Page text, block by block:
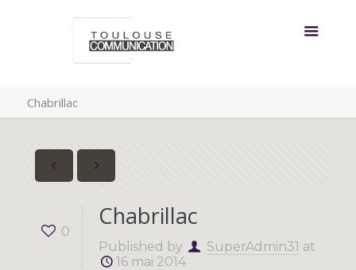
Chabrillac
0
Chabrillac
Published by SuperAdmin31 at
16 mai 2014